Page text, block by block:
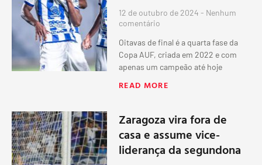
12 de outubro de 2024 Nenhum
comentário
Oitavas de final é a quarta fase da
Copa AUF, criada em 2022 e com
apenas um campeão até hoje
READ MORE
Zaragoza vira fora de
casa e assume vice-
liderança da segundona